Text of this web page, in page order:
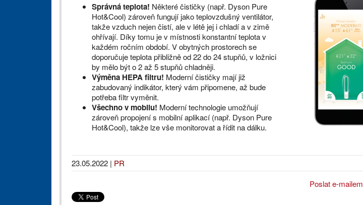
Správná teplota! Některé čističky (např. Dyson Pure
Hot&Cool) zároveň fungují jako teplovzdušný ventilátor,
takže vzduch nejen čistí, ale v létě jej i chladí a v zimě
ohřívají. Díky tomu je v místnosti konstantní teplota v
každém ročním období. V obytných prostorech se
doporučuje teplota přibližně od 22 do 24 stupňů, v ložnici
by mělo být o 2 až 5 stupňů chladněji.
Výměna HEPA filtru! Moderní čističky mají již
zabudovaný indikátor, který vám připomene, až bude
potřeba filtr vyměnit.
Všechno v mobilu! Moderní technologie umožňují
zároveň propojení s mobilní aplikací (např. Dyson Pure
Hot&Cool), takže lze vše monitorovat a řídit na dálku.
23.05.2022 | PR
Poslat e-mailem